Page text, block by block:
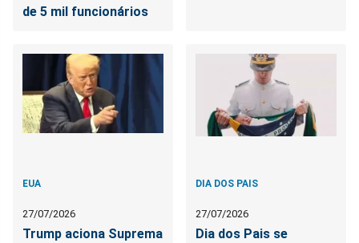
de 5 mil funcionários
EUA
27/07/2026
Trump aciona Suprema
DIA DOS PAIS
27/07/2026
Dia dos Pais se